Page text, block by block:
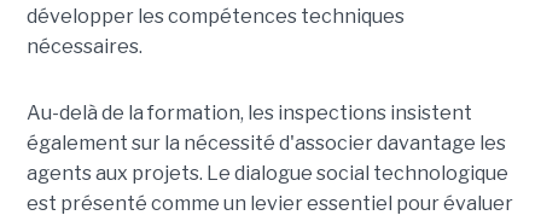
développer les compétences techniques
nécessaires.
Au-delà de la formation, les inspections insistent
également sur la nécessité d'associer davantage les
agents aux projets. Le dialogue social technologique
est présenté comme un levier essentiel pour évaluer